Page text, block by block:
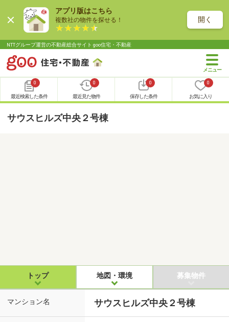
アプリ版はこちら
複数社の物件を探せる！ 開く
NTTグループ運営の不動産総合サイト goo住宅・不動産
0
最近検索した条件
0
最近見た物件
0
保存した条件
0
お気に入り
サウスヒルズ中央２号棟
トップ 地図・環境 募集物件
マンション名 サウスヒルズ中央２号棟